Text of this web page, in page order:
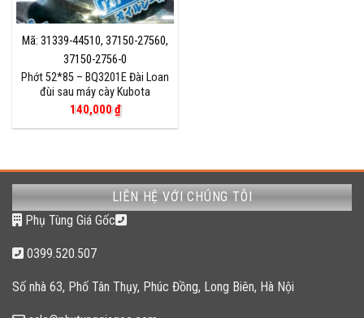
Mã: 31339-44510, 37150-27560,
37150-2756-0
Phớt 52*85 – BQ3201E Đài Loan
đùi sau máy cày Kubota
140,000₫
LIÊN HỆ VỚI CHÚNG TÔI
Phụ Tùng Giá Gốc
0399.520.507
Số nhà 63, Phố Tân Thụy, Phúc Đồng, Long Biên, Hà Nội